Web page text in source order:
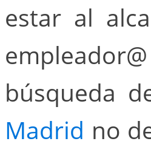
estar al
búsqueda
Madrid no